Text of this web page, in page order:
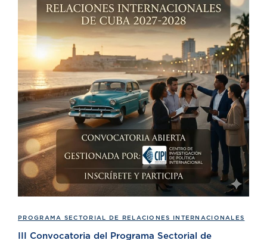
PROGRAMA SECTORIAL DE RELACIONES INTERNACIONALES
III Convocatoria del Programa Sectorial de